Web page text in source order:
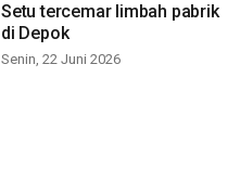
Setu tercemar limbah pabrik
di Depok
Senin, 22 Juni 2026